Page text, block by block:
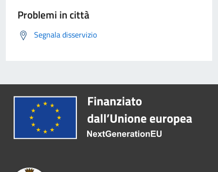
Problemi in città
Segnala disservizio